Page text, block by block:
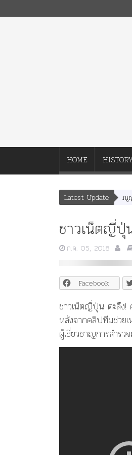
HOME
Latest Update
า” “อรุณเทพบุตร” และ “เทพีรัฐธรรมนูญ” เทพอ
ชาวเน็ตญี่ปุ่
ก.ค. 05, 2018
Facebook
ชาวเน็ตญี่ปุ่น ตะลึง!
หลังจากคลิปทีมช่วย
ผู้เชี่ยวชาญการสำร